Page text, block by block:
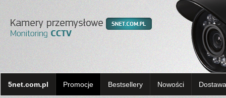
5net.com.pl Promocje Bestsellery Nowości